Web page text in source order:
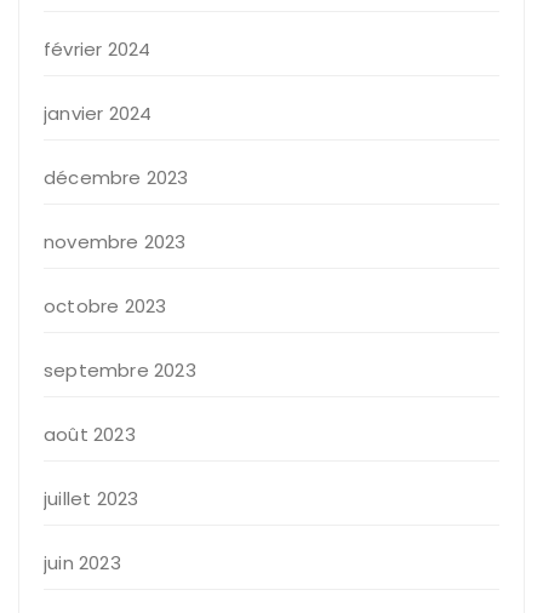
février 2024
janvier 2024
décembre 2023
novembre 2023
octobre 2023
septembre 2023
août 2023
juillet 2023
juin 2023